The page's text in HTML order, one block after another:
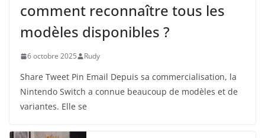
comment reconnaître tous les
modèles disponibles ?
6 octobre 2025 Rudy
Share Tweet Pin Email Depuis sa commercialisation, la
Nintendo Switch a connue beaucoup de modèles et de
variantes. Elle se